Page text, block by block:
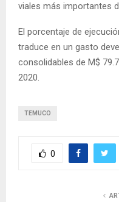
viales más importantes
El porcentaje de
traduce en un gasto
consolidables de M$
2020.
TEMUCO
0